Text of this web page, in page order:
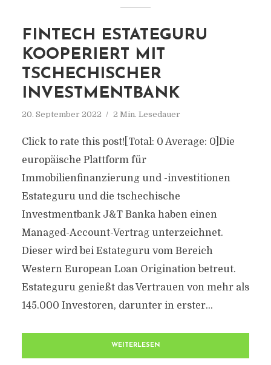
FINTECH ESTATEGURU
KOOPERIERT MIT
TSCHECHISCHER
INVESTMENTBANK
20. September 2022 2 Min. Lesedauer
Click to rate this post![Total: 0 Average: 0]Die
europäische Plattform für
Immobilienfinanzierung und -investitionen
Estateguru und die tschechische
Investmentbank J&T Banka haben einen
Managed-Account-Vertrag unterzeichnet.
Dieser wird bei Estateguru vom Bereich
Western European Loan Origination betreut.
Estateguru genießt das Vertrauen von mehr als
145.000 Investoren, darunter in erster...
WEITERLESEN